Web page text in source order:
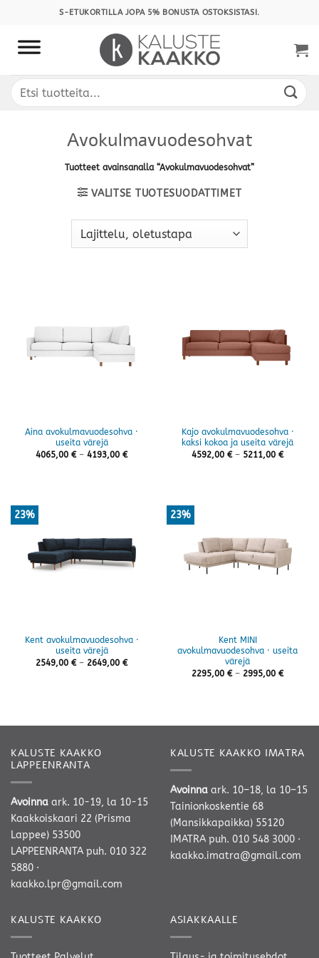
content
S-ETUKORTILLA JOPA 5% BONUSTA OSTOKSISTASI.
Etsi:
Avokulmavuodesohvat
Tuotteet avainsanalla “Avokulmavuodesohvat”
VALITSE TUOTESUODATTIMET
Aina avokulmavuodesohva ·
useita värejä
4065,00 € – 4193,00 €Hintaluokka:
Kajo avokulmavuodesohva ·
kaksi kokoa ja useita värejä
4592,00 € – 5211,00 €
23%
Kent avokulmavuodesohva ·
useita värejä
2549,00 € – 2649,00 €Hintaluokka:
23%
Kent MINI
avokulmavuodesohva · useita
värejä
2295,00 € – 2995,00 €
KALUSTE KAAKKO
LAPPEENRANTA
Avoinna ark. 10-19, la 10-15
Kaakkoiskaari 22 (Prisma
Lappee) 53500
LAPPEENRANTA puh. 010 322
5880 ·
kaakko.lpr@gmail.com
KALUSTE KAAKKO IMATRA
Avoinna ark. 10–18, la 10–15
Tainionkoskentie 68
(Mansikkapaikka) 55120
IMATRA puh. 010 548 3000 ·
kaakko.imatra@gmail.com
KALUSTE KAAKKO ASIAKKAALLE